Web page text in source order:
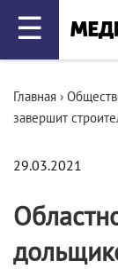
☰
Главная ›
завершит
29.03.2021